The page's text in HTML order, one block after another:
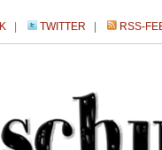
TWITTER RSS-